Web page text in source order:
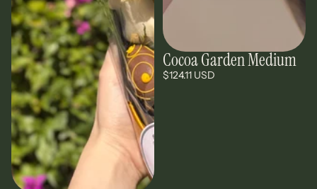
Cocoa Garden Medium
$124.11 USD